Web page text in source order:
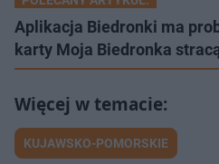
Aplikacja Biedronki ma
karty Moja Biedronka
KUJAWSKO-POMORSKIE